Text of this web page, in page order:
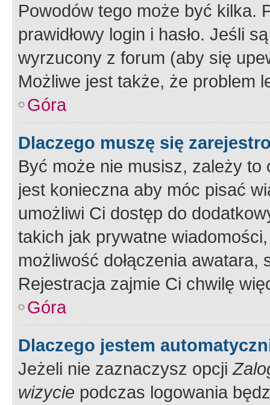
Powodów tego może być kilka.
prawidłowy login i hasło. Jeśli
wyrzucony z forum (aby się
Możliwe jest także, że problem
Góra
Dlaczego muszę się
Być może nie musisz, zależy
jest konieczna aby móc pisać
umożliwi Ci dostęp do
takich jak prywatne
możliwość dołączenia
Rejestracja zajmie Ci chwilę
Góra
Dlaczego jestem
Jeżeli nie zaznaczysz opcji
wizycie podczas logowania